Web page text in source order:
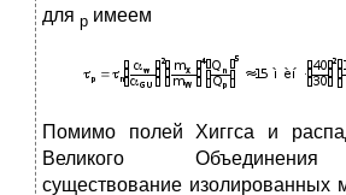
для p имеем
Помимо полей Хиггса и
Великого Объединения
существование изолированных